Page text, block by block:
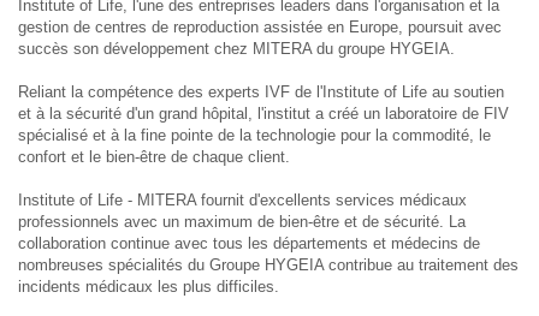
Institute of Life, l'une des entreprises leaders dans l'organisation et la
gestion de centres de reproduction assistée en Europe, poursuit avec
succès son développement chez MITERA du groupe HYGEIA.
Reliant la compétence des experts IVF de l'Institute of Life au soutien
et à la sécurité d'un grand hôpital, l'institut a créé un laboratoire de FIV
spécialisé et à la fine pointe de la technologie pour la commodité, le
confort et le bien-être de chaque client.
Institute of Life - MITERA fournit d'excellents services médicaux
professionnels avec un maximum de bien-être et de sécurité. La
collaboration continue avec tous les départements et médecins de
nombreuses spécialités du Groupe HYGEIA contribue au traitement des
incidents médicaux les plus difficiles.